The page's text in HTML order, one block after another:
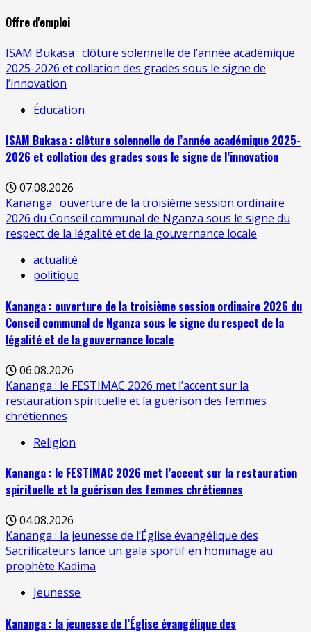
Offre d'emploi
ISAM Bukasa : clôture solennelle de l’année académique
2025-2026 et collation des grades sous le signe de
l’innovation
Éducation
ISAM Bukasa : clôture solennelle de l’année académique 2025-
2026 et collation des grades sous le signe de l’innovation
07.08.2026
Kananga : ouverture de la troisième session ordinaire
2026 du Conseil communal de Nganza sous le signe du
respect de la légalité et de la gouvernance locale
actualité
politique
Kananga : ouverture de la troisième session ordinaire 2026 du
Conseil communal de Nganza sous le signe du respect de la
légalité et de la gouvernance locale
06.08.2026
Kananga : le FESTIMAC 2026 met l’accent sur la
restauration spirituelle et la guérison des femmes
chrétiennes
Religion
Kananga : le FESTIMAC 2026 met l’accent sur la restauration
spirituelle et la guérison des femmes chrétiennes
04.08.2026
Kananga : la jeunesse de l’Église évangélique des
Sacrificateurs lance un gala sportif en hommage au
prophète Kadima
Jeunesse
Kananga : la jeunesse de l’Église évangélique des